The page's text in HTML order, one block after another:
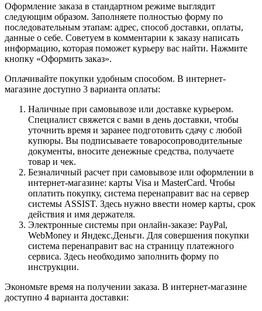
Оформление заказа в стандартном режиме выглядит
следующим образом. Заполняете полностью форму по
последовательным этапам: адрес, способ доставки, оплаты,
данные о себе. Советуем в комментарии к заказу написать
информацию, которая поможет курьеру вас найти. Нажмите
кнопку «Оформить заказ».
Оплачивайте покупки удобным способом. В интернет-
магазине доступно 3 варианта оплаты:
Наличные при самовывозе или доставке курьером.
Специалист свяжется с вами в день доставки, чтобы
уточнить время и заранее подготовить сдачу с любой
купюры. Вы подписываете товаросопроводительные
документы, вносите денежные средства, получаете
товар и чек.
Безналичный расчет при самовывозе или оформлении в
интернет-магазине: карты Visa и MasterCard. Чтобы
оплатить покупку, система перенаправит вас на сервер
системы ASSIST. Здесь нужно ввести номер карты, срок
действия и имя держателя.
Электронные системы при онлайн-заказе: PayPal,
WebMoney и Яндекс.Деньги. Для совершения покупки
система перенаправит вас на страницу платежного
сервиса. Здесь необходимо заполнить форму по
инструкции.
Экономьте время на получении заказа. В интернет-магазине
доступно 4 варианта доставки: